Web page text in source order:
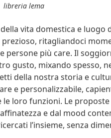
libreria lema
vita domestica e luogo
ritagliandoci
persone più care. Il
gusto, mixando spesso,
della nostra storia e
e personalizzabile,
loro funzioni. Le
e dal mood
l’insieme, senza